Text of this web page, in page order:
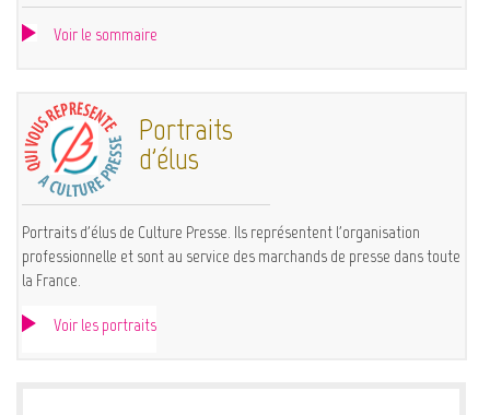
Voir le sommaire
Portraits
d'élus
Portraits d'élus de Culture Presse. Ils représentent l'organisation
professionnelle et sont au service des marchands de presse dans toute
la France.
Voir les portraits